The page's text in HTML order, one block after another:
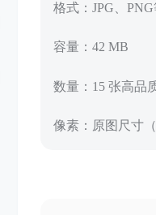
格式：JPG、
容量：42 MB
数量：15 张高品
像素：原图尺寸